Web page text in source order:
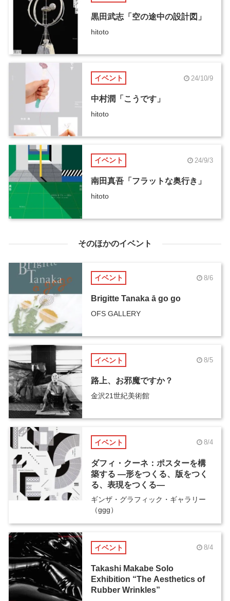
黒田武志「空の途中の設計図」
hitoto
イベント 24/10/9
中村潤「こうです」
hitoto
イベント 24/9/3
南田真吾「フラットな奥行き」
hitoto
そのほかのイベント
イベント 8/6
Brigitte Tanaka ā go go
OFS GALLERY
イベント 8/5
路上、お邪魔ですか？
金沢21世紀美術館
イベント 8/4
ダフィ・クーネ：ポスターを構
築する ―形をつくる、版をつく
る、表現をつくる―
ギンザ・グラフィック・ギャラリー
（ggg）
イベント 8/4
Takashi Makabe Solo
Exhibition “The Aesthetics of
Rubber Wrinkles”